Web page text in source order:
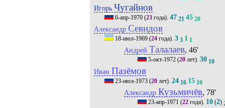
Игорь Чугайнов
6-апр-1970(23года). 47 21 45 20
Александр Севидов
18-июл-1969(24года). 3 3 1 1
Андрей Талалаев, 46'
5-окт-1972 (20 лет).30 10
Иван Пазёмов
23-июл-1973(20лет). 24 16 15 10
Александр Кузьмичёв, 78'
23-апр-1971 (22 года). 10 (2)